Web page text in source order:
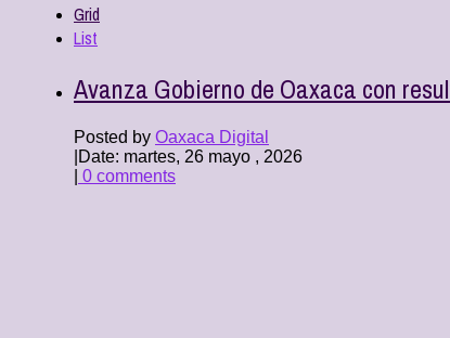
Grid
List
Avanza Gobierno de Oaxaca con
Posted by Oaxaca Digital
Date: martes, 26 mayo , 2026
0 comments